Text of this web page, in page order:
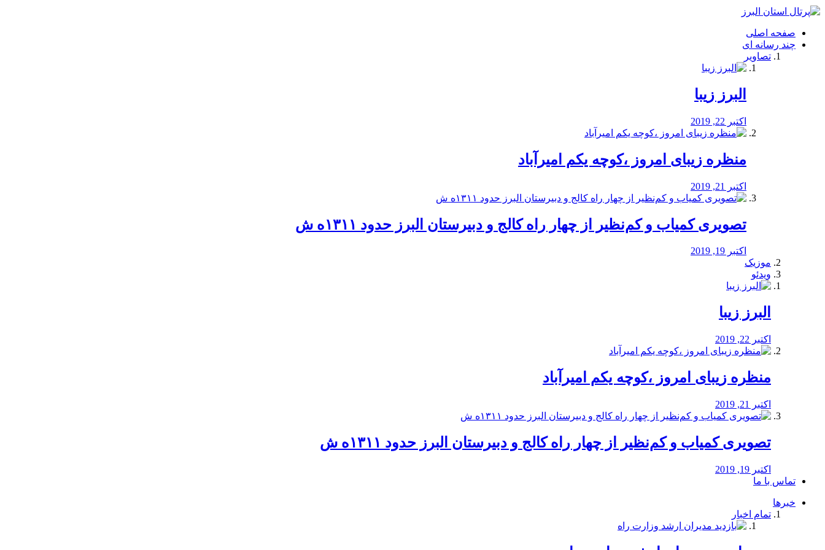
فصد
شرق
تهران
خشکشویی
صفحه اصلی
چند رسانه ای
تصاویر
البرز زیبا
اکتبر 22, 2019
منظره‌‌ زیبای امروز ،کوچه یکم امیرآباد
اکتبر 21, 2019
️تصویری کمیاب و کم‌نظیر از چهار راه كالج و دبيرستان البرز حدود ۱۳۱۱ه ش
اکتبر 19, 2019
موزیک
ویدئو
البرز زیبا
اکتبر 22, 2019
منظره‌‌ زیبای امروز ،کوچه یکم امیرآباد
اکتبر 21, 2019
️تصویری کمیاب و کم‌نظیر از چهار راه كالج و دبيرستان البرز حدود ۱۳۱۱ه ش
اکتبر 19, 2019
تماس با ما
خبرها
تمام اخبار